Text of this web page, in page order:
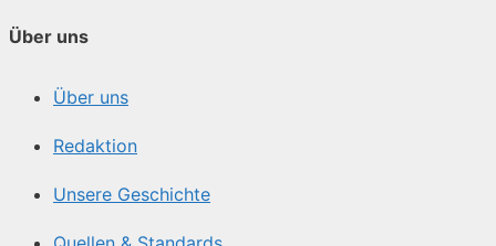
Über uns
Über uns
Redaktion
Unsere Geschichte